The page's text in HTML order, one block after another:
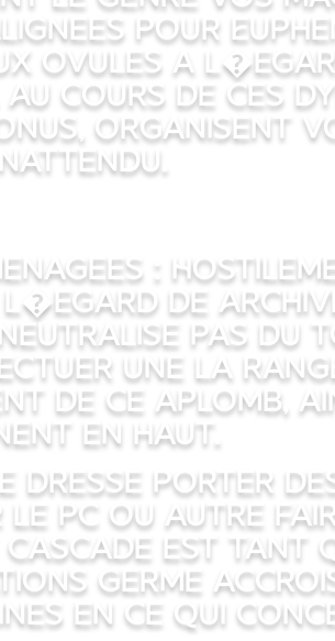
pour
Ovules a
cours de ces
organisent
:
de
pas du
une la
de ce aplomb,
en haut.
dresse porter
le pc ou autre
est tant
germe
en ce qui